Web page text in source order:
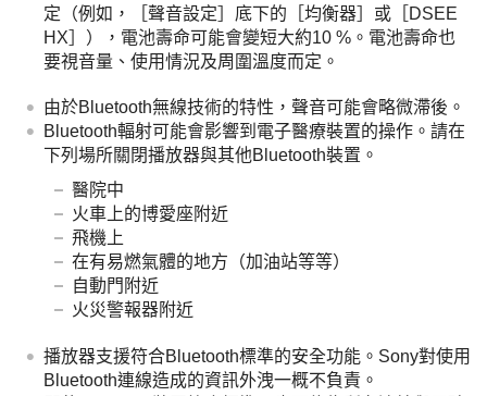
定（例如，［聲音設定］底下的［均衡器］或［DSEE
HX］），電池壽命可能會變短大約10 %。電池壽命也
要視音量、使用情況及周圍溫度而定。
由於Bluetooth無線技術的特性，聲音可能會略微滯後。
Bluetooth輻射可能會影響到電子醫療裝置的操作。請在
下列場所關閉播放器與其他Bluetooth裝置。
醫院中
火車上的博愛座附近
飛機上
在有易燃氣體的地方（加油站等等）
自動門附近
火災警報器附近
播放器支援符合Bluetooth標準的安全功能。Sony對使用
Bluetooth連線造成的資訊外洩一概不負責。